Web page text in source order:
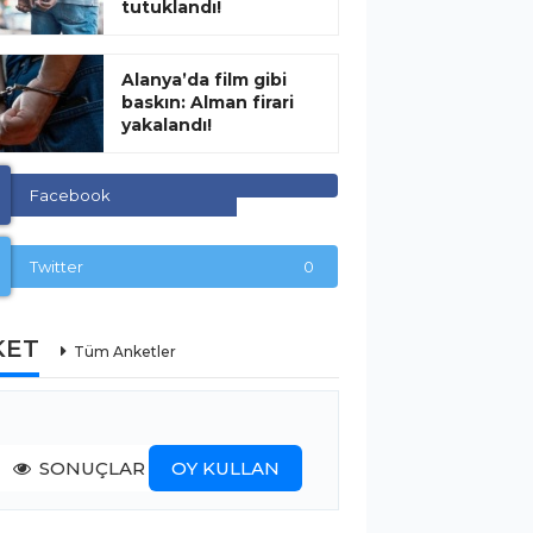
tutuklandı!
Alanya’da film gibi
baskın: Alman firari
yakalandı!
Facebook
Twitter 0
Tüm Anketler
SONUÇLAR OY KULLAN